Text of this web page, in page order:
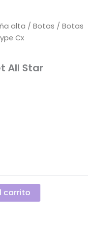
alta / Botas / Botas
Cx
All Star
carrito